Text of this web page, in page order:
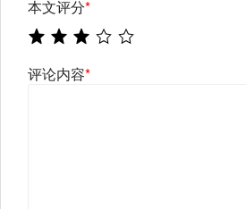
本文评分*
评论内容*